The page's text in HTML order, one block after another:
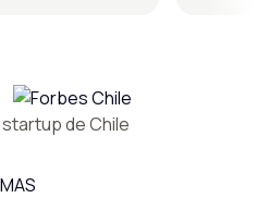
startup de Chile